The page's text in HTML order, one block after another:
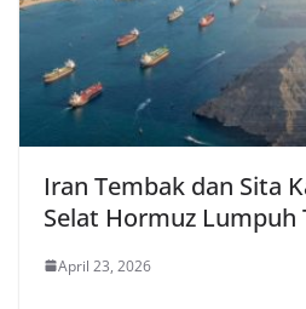
Iran Tembak dan Sita
Selat Hormuz Lumpuh
April 23, 2026